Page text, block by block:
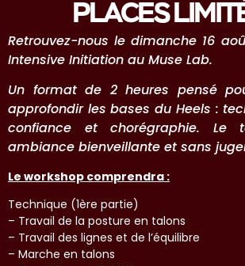
PLACES
Retrouvez-nous le dimanche 16
Intensive Initiation au Muse Lab.
Un format de 2 heures pensé
approfondir les bases du Heels :
confiance et chorégraphie. Le
ambiance bienveillante et sans
Le workshop comprendra :
Technique (1ère partie)
– Travail de la posture en talons
– Travail des lignes et de l’équilibre
– Marche en talons